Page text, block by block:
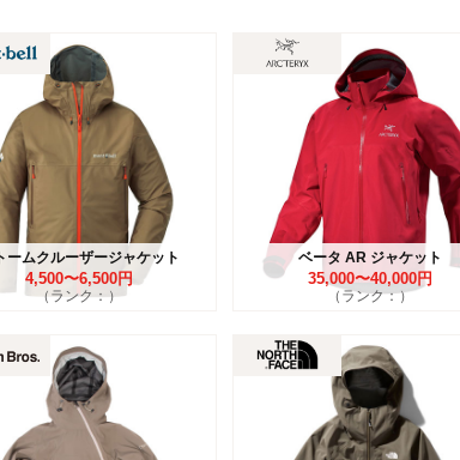
ームクルーザージャケット
4,500〜6,500円
（ランク：）
ベータ AR ジャケット
35,000〜40,000円
（ランク：）